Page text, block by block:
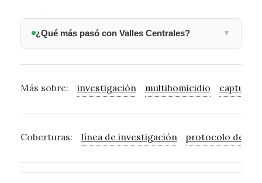
¿Qué más pasó con Valles Centrales? ▼
Más sobre: investigación multihomicidio captura
Coberturas: línea de investigación protocolo de